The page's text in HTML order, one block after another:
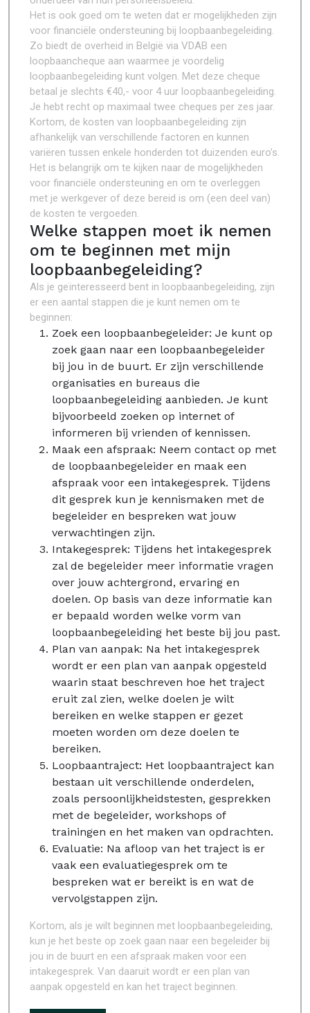
Het is ook goed om te weten dat er mogelijkheden zijn
voor financiële ondersteuning bij loopbaanbegeleiding.
Zo biedt de overheid in België via VDAB een
loopbaancheque aan waarmee je voordelig
loopbaanbegeleiding kunt volgen. Met deze cheque
betaal je slechts €40,- voor 4 uur loopbaanbegeleiding.
Je hebt recht op maximaal twee cheques per zes jaar.
Kortom, de kosten van loopbaanbegeleiding zijn
afhankelijk van verschillende factoren en kunnen
variëren tussen enkele honderden tot duizenden euro’s.
Het is belangrijk om te kijken naar de mogelijkheden
voor financiële ondersteuning en om te overleggen
met je werkgever of deze bereid is om (een deel van)
de kosten te vergoeden.
Welke stappen moet ik nemen
om te beginnen met mijn
loopbaanbegeleiding?
Als je geïnteresseerd bent in loopbaanbegeleiding, zijn
er een aantal stappen die je kunt nemen om te
beginnen:
Zoek een loopbaanbegeleider: Je kunt op
zoek gaan naar een loopbaanbegeleider
bij jou in de buurt. Er zijn verschillende
organisaties en bureaus die
loopbaanbegeleiding aanbieden. Je kunt
bijvoorbeeld zoeken op internet of
informeren bij vrienden of kennissen.
Maak een afspraak: Neem contact op met
de loopbaanbegeleider en maak een
afspraak voor een intakegesprek. Tijdens
dit gesprek kun je kennismaken met de
begeleider en bespreken wat jouw
verwachtingen zijn.
Intakegesprek: Tijdens het intakegesprek
zal de begeleider meer informatie vragen
over jouw achtergrond, ervaring en
doelen. Op basis van deze informatie kan
er bepaald worden welke vorm van
loopbaanbegeleiding het beste bij jou past.
Plan van aanpak: Na het intakegesprek
wordt er een plan van aanpak opgesteld
waarin staat beschreven hoe het traject
eruit zal zien, welke doelen je wilt
bereiken en welke stappen er gezet
moeten worden om deze doelen te
bereiken.
Loopbaantraject: Het loopbaantraject kan
bestaan uit verschillende onderdelen,
zoals persoonlijkheidstesten, gesprekken
met de begeleider, workshops of
trainingen en het maken van opdrachten.
Evaluatie: Na afloop van het traject is er
vaak een evaluatiegesprek om te
bespreken wat er bereikt is en wat de
vervolgstappen zijn.
Kortom, als je wilt beginnen met loopbaanbegeleiding,
kun je het beste op zoek gaan naar een begeleider bij
jou in de buurt en een afspraak maken voor een
intakegesprek. Van daaruit wordt er een plan van
aanpak opgesteld en kan het traject beginnen.